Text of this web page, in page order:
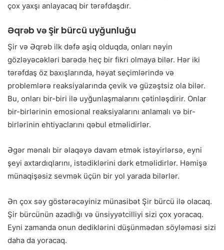
çox yaxşı anlayacaq bir tərəfdaşdır.
Əqrəb və Şir bürcü uyğunluğu
Şir və Əqrəb ilk dəfə aşiq olduqda, onları nəyin
gözləyəcəkləri barədə heç bir fikri olmaya bilər. Hər iki
tərəfdaş öz baxışlarında, həyat seçimlərində və
problemlərə reaksiyalarında çevik və güzəştsiz ola bilər.
Bu, onları bir-biri ilə uyğunlaşmalarını çətinləşdirir. Onlar
bir-birlərinin emosional reaksiyalarını anlamalı və bir-
birlərinin ehtiyaclarını qəbul etməlidirlər.
Əgər mənalı bir əlaqəyə davam etmək istəyirlərsə, eyni
şeyi axtardıqlarını, istədiklərini dərk etməlidirlər. Həmişə
münaqişəsiz sevmək üçün bir yol yarada bilərlər.
Ən çox səy göstərəcəyiniz münasibət Şir bürcü ilə olacaq.
Şir bürcünün azadlığı və ünsiyyətcilliyi sizi çox yoracaq.
Eyni zamanda onun dediklərini düşünmədən söyləməsi sizi
daha da yoracaq.